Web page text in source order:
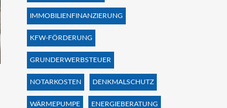
IMMOBILIENFINANZIERUNG
KFW-FÖRDERUNG
GRUNDERWERBSTEUER
NOTARKOSTEN DENKMALSCHUTZ
WÄRMEPUMPE ENERGIEBERATUNG